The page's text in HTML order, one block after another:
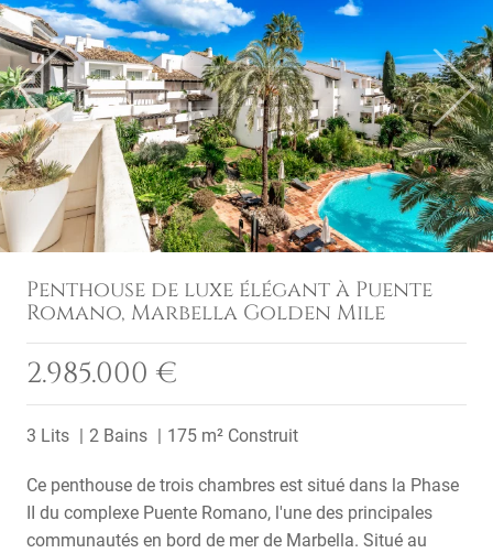
Previous Next
Penthouse de luxe élégant à Puente
Romano, Marbella Golden Mile
2.985.000 €
3 Lits 2 Bains 175 m² Construit
Ce penthouse de trois chambres est situé dans la Phase
II du complexe Puente Romano, l'une des principales
communautés en bord de mer de Marbella. Situé au